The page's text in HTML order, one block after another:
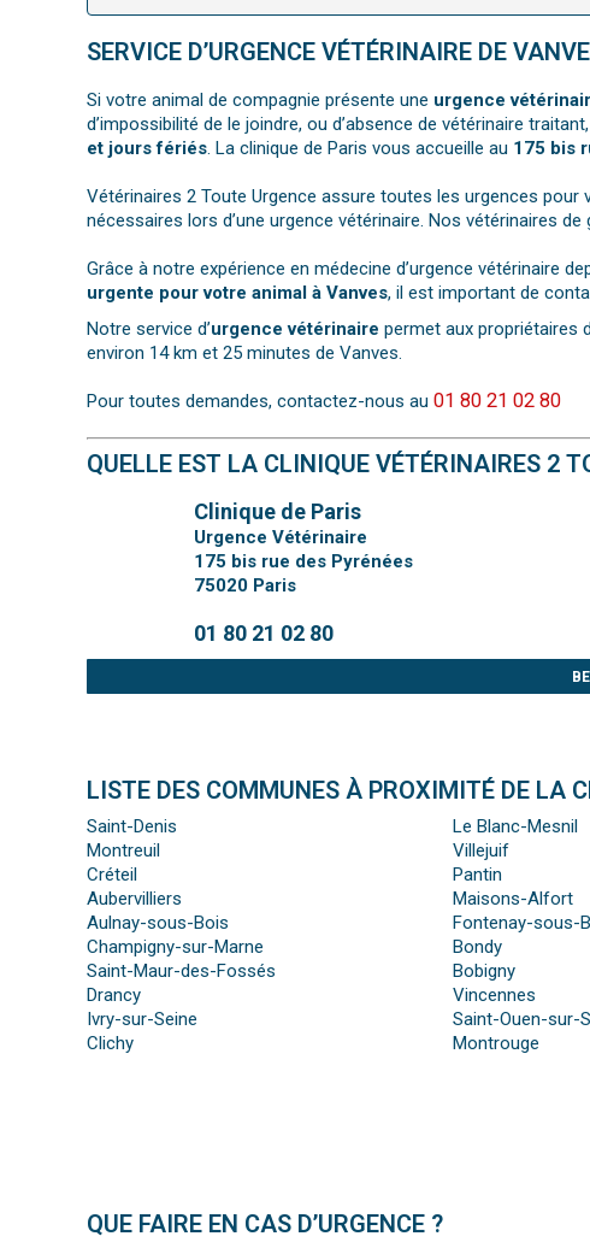
SERVICE D’URGENCE VÉTÉRINAIRE DE
Si votre animal de compagnie présente une urgence
d’impossibilité de le joindre, ou d’absence de vétérinaire
et jours fériés. La clinique de Paris vous accueille au 175 bis
Vétérinaires 2 Toute Urgence assure toutes les urgences
nécessaires lors d’une urgence vétérinaire. Nos vétérinaires
Grâce à notre expérience en médecine d’urgence vétérinaire
urgente pour votre animal à Vanves, il est important de
Notre service d’urgence vétérinaire permet aux propriétaires
environ 14 km et 25 minutes de Vanves.
Pour toutes demandes, contactez-nous au 01 80 21 02 80
QUELLE EST LA CLINIQUE VÉTÉRINAIRES 2
Clinique de Paris
Urgence Vétérinaire
175 bis rue des Pyrénées
75020 Paris
01 80 21 02 80
LISTE DES COMMUNES À PROXIMITÉ DE LA
Saint-Denis
Montreuil
Créteil
Aubervilliers
Aulnay-sous-Bois
Champigny-sur-Marne
Saint-Maur-des-Fossés
Drancy
Ivry-sur-Seine
Clichy
Le Blanc-Mesnil
Villejuif
Pantin
Maisons-Alfort
Fontenay-sous-
Bondy
Bobigny
Vincennes
Saint-Ouen-sur-
Montrouge
QUE FAIRE EN CAS D’URGENCE ?